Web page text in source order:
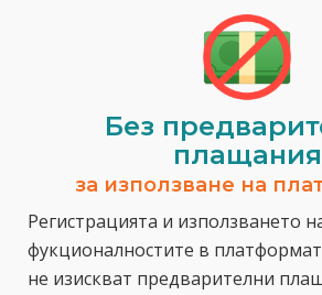
Без
плащания
за използване на
Регистрацията и използването
фукционалностите в
не изискват предварителни